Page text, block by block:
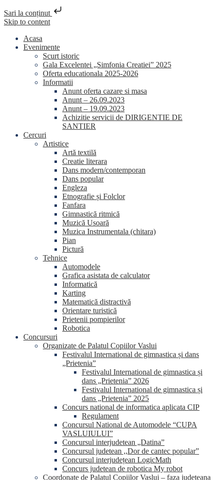
Sari la conținut
Skip to content
Acasa
Evenimente
Scurt istoric
Gala Excelentei „Simfonia Creatiei” 2025
Oferta educationala 2025-2026
Informatii
Anunt oferta cazare si masa
Anunt – 26.09.2023
Anunt – 19.09.2023
Achizitie servicii de DIRIGENTIE DE
SANTIER
Cercuri
Artistice
Artă textilă
Creatie literara
Dans modern/contemporan
Dans popular
Engleza
Etnografie și Folclor
Fanfara
Gimnastică ritmică
Muzică Usoară
Muzica Instrumentala (chitara)
Pian
Pictură
Tehnice
Automodele
Grafica asistata de calculator
Informatică
Karting
Matematică distractivă
Orientare turistică
Prietenii pompierilor
Robotica
Concursuri
Organizate de Palatul Copiilor Vaslui
Festivalul International de gimnastica și dans
„Prietenia”
Festivalul International de gimnastica și
dans „Prietenia” 2026
Festivalul International de gimnastica și
dans „Prietenia” 2025
Concurs national de informatica aplicata CIP
Regulament
Concursul National de Automodele “CUPA
VASLUIULUI”
Concursul interjudetean „Datina”
Concursul judetean ,,Dor de cantec popular”
Concursul interjudețean LogicMath
Concurs judetean de robotica My robot
Coordonate de Palatul Copiilor Vaslui – faza judeteana